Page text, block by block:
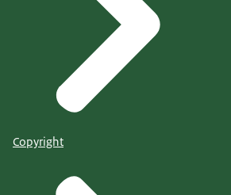
Copyright